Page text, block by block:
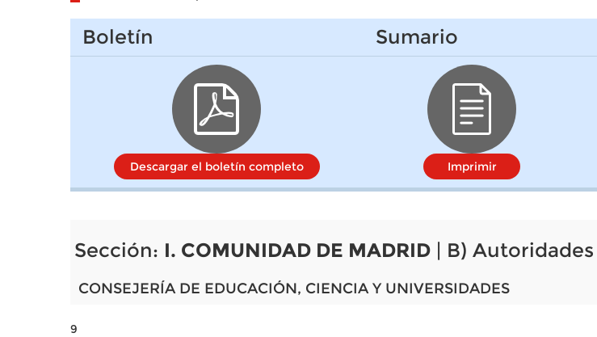
Boletín
Descargar el boletín completo
Sumario
Imprimir
Sección: I. COMUNIDAD DE MADRID | B)
CONSEJERÍA DE EDUCACIÓN, CIENCIA Y UNIVERSIDADES
9